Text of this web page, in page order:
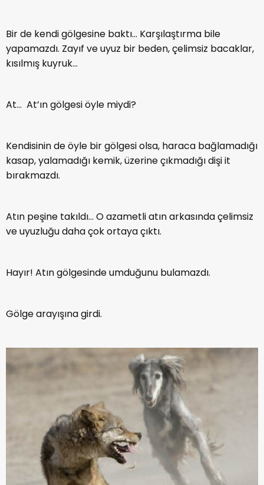
Bir de kendi gölgesine baktı… Karşılaştırma bile
yapamazdı. Zayıf ve uyuz bir beden, çelimsiz bacaklar,
kısılmış kuyruk…
At… At’ın gölgesi öyle miydi?
Kendisinin de öyle bir gölgesi olsa, haraca bağlamadığı
kasap, yalamadığı kemik, üzerine çıkmadığı dişi it
bırakmazdı.
Atın peşine takıldı… O azametli atın arkasında çelimsiz
ve uyuzluğu daha çok ortaya çıktı.
Hayır! Atın gölgesinde umduğunu bulamazdı.
Gölge arayışına girdi.